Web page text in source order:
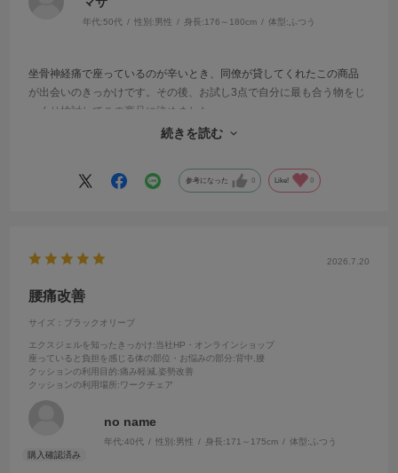
年代:50代 性別:男性 身長:176～180cm 体型: ふつう
坐骨神経痛で座っているのが辛いとき、同僚が貸してくれたこの商品
が出会いのきっかけです。その後、お試し3点で自分に最も合う物をじ
っくり検討してこの商品に決めました。
お尻にとても優しいので、1日中座っている人にはとてもお勧めできま
続きを読む
参考になった 0 Like! 0
2026.7.20
腰痛改善
サイズ：ブラックオリーブ
エクスジェルを知ったきっかけ :当社HP・オンラインショップ
座っていると負担を感じる体の部位・お悩みの部分:背中,腰
クッションの利用目的:痛み軽減,姿勢改善
クッションの利用場所:ワークチェア
no name
年代:40代 性別:男性 身長:171～175cm 体型: ふつう